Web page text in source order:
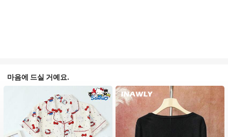
마음에 드실 거예요.